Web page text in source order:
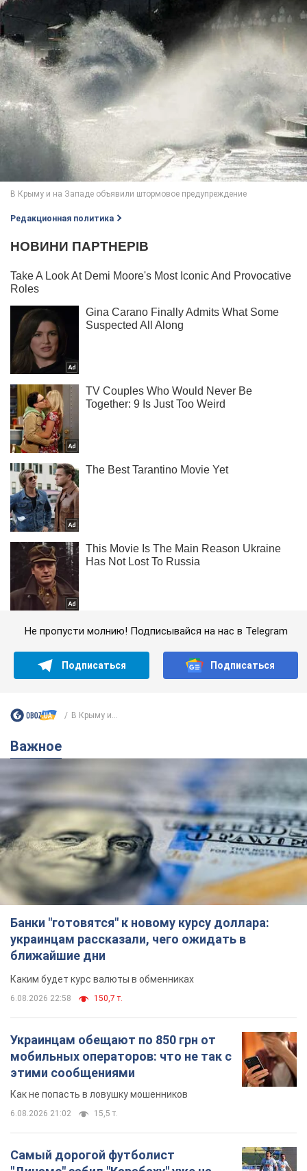
Редакционная политика
Не пропусти молнию! Подписывайся на нас в Telegram
Подписаться Подписаться
В Крыму и...
Важное
Банки "готовятся" к новому курсу доллара:
украинцам рассказали, чего ожидать в
ближайшие дни
Каким будет курс валюты в обменниках
6.08.2026 22:58 150,7 т.
Украинцам обещают по 850 грн от
мобильных операторов: что не так с
этими сообщениями
Как не попасть в ловушку мошенников
6.08.2026 21:02 15,5 т.
Самый дорогой футболист